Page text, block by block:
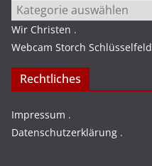
Kategorien
Wir Christen .
Webcam Storch Schlüsselfeld
Rechtliches
Impressum .
Datenschutzerklärung .